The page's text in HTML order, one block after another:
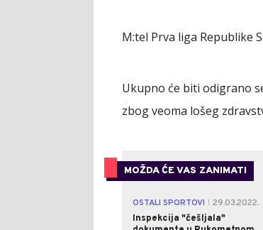
M:tel Prva liga Republike
Ukupno će biti odigrano
zbog veoma lošeg
MOŽDA ĆE VAS ZANIMATI
OSTALI SPORTOVI
29.03.2022.
Inspekcija "češljala"